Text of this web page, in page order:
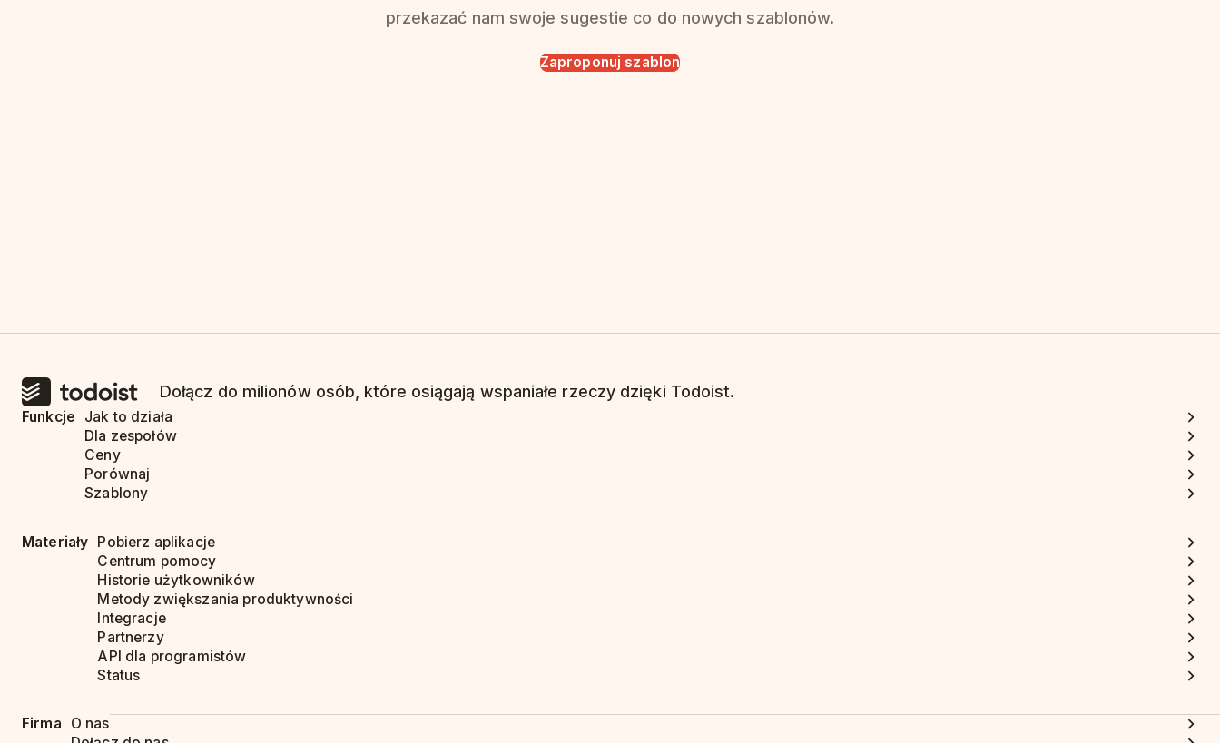
przekazać nam swoje sugestie co do nowych szablonów.
Zaproponuj szablon
Dołącz do milionów osób, które osiągają wspaniałe rzeczy dzięki Todoist.
Funkcje
Jak to działa
Dla zespołów
Ceny
Porównaj
Szablony
Materiały Pobierz aplikacje
Centrum pomocy
Historie użytkowników
Metody zwiększania produktywności
Integracje
Partnerzy
API dla programistów
Status
Firma
O nas